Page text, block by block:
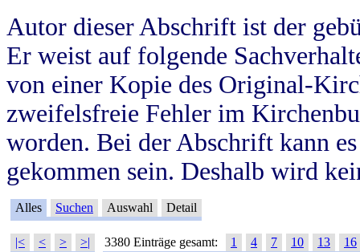
Autor dieser Abschrift ist der
Er weist auf folgende
von einer Kopie des Original-
zweifelsfreie Fehler im
worden. Bei der Abschrift kann
gekommen sein. Deshalb wird
Alles Suchen Auswahl Detail
|< < > >| 3380 Einträge gesamt: 1 4 7 10 13
16